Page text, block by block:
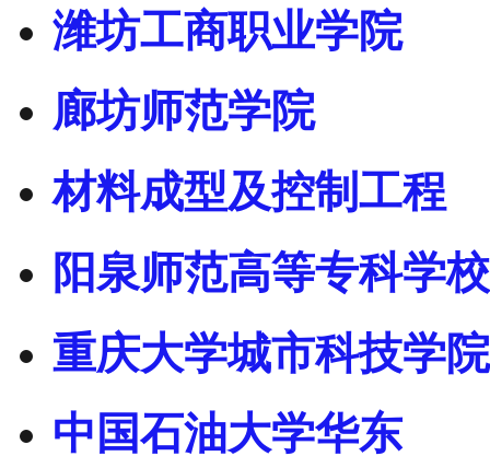
潍坊工商职业学院
廊坊师范学院
材料成型及控制工程
阳泉师范高等专科学校
重庆大学城市科技学院
中国石油大学华东